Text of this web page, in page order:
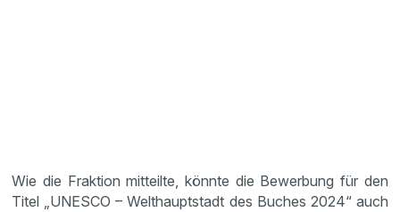
Wie die Fraktion mitteilte, könnte die Bewerbung für den
Titel „UNESCO – Welthauptstadt des Buches 2024“ auch